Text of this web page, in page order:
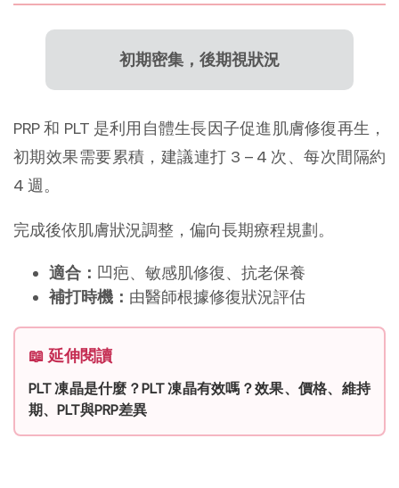
初期密集，後期視狀況
PRP 和 PLT 是利用自體生長因子促進肌膚修復再生，
初期效果需要累積，建議連打 3 – 4 次、每次間隔約
4 週。
完成後依肌膚狀況調整，偏向長期療程規劃。
適合： 凹疤、敏感肌修復、抗老保養
補打時機： 由醫師根據修復狀況評估
📖 延伸閱讀
PLT 凍晶是什麼？PLT 凍晶有效嗎？效果、價格、維持
期、PLT與PRP差異